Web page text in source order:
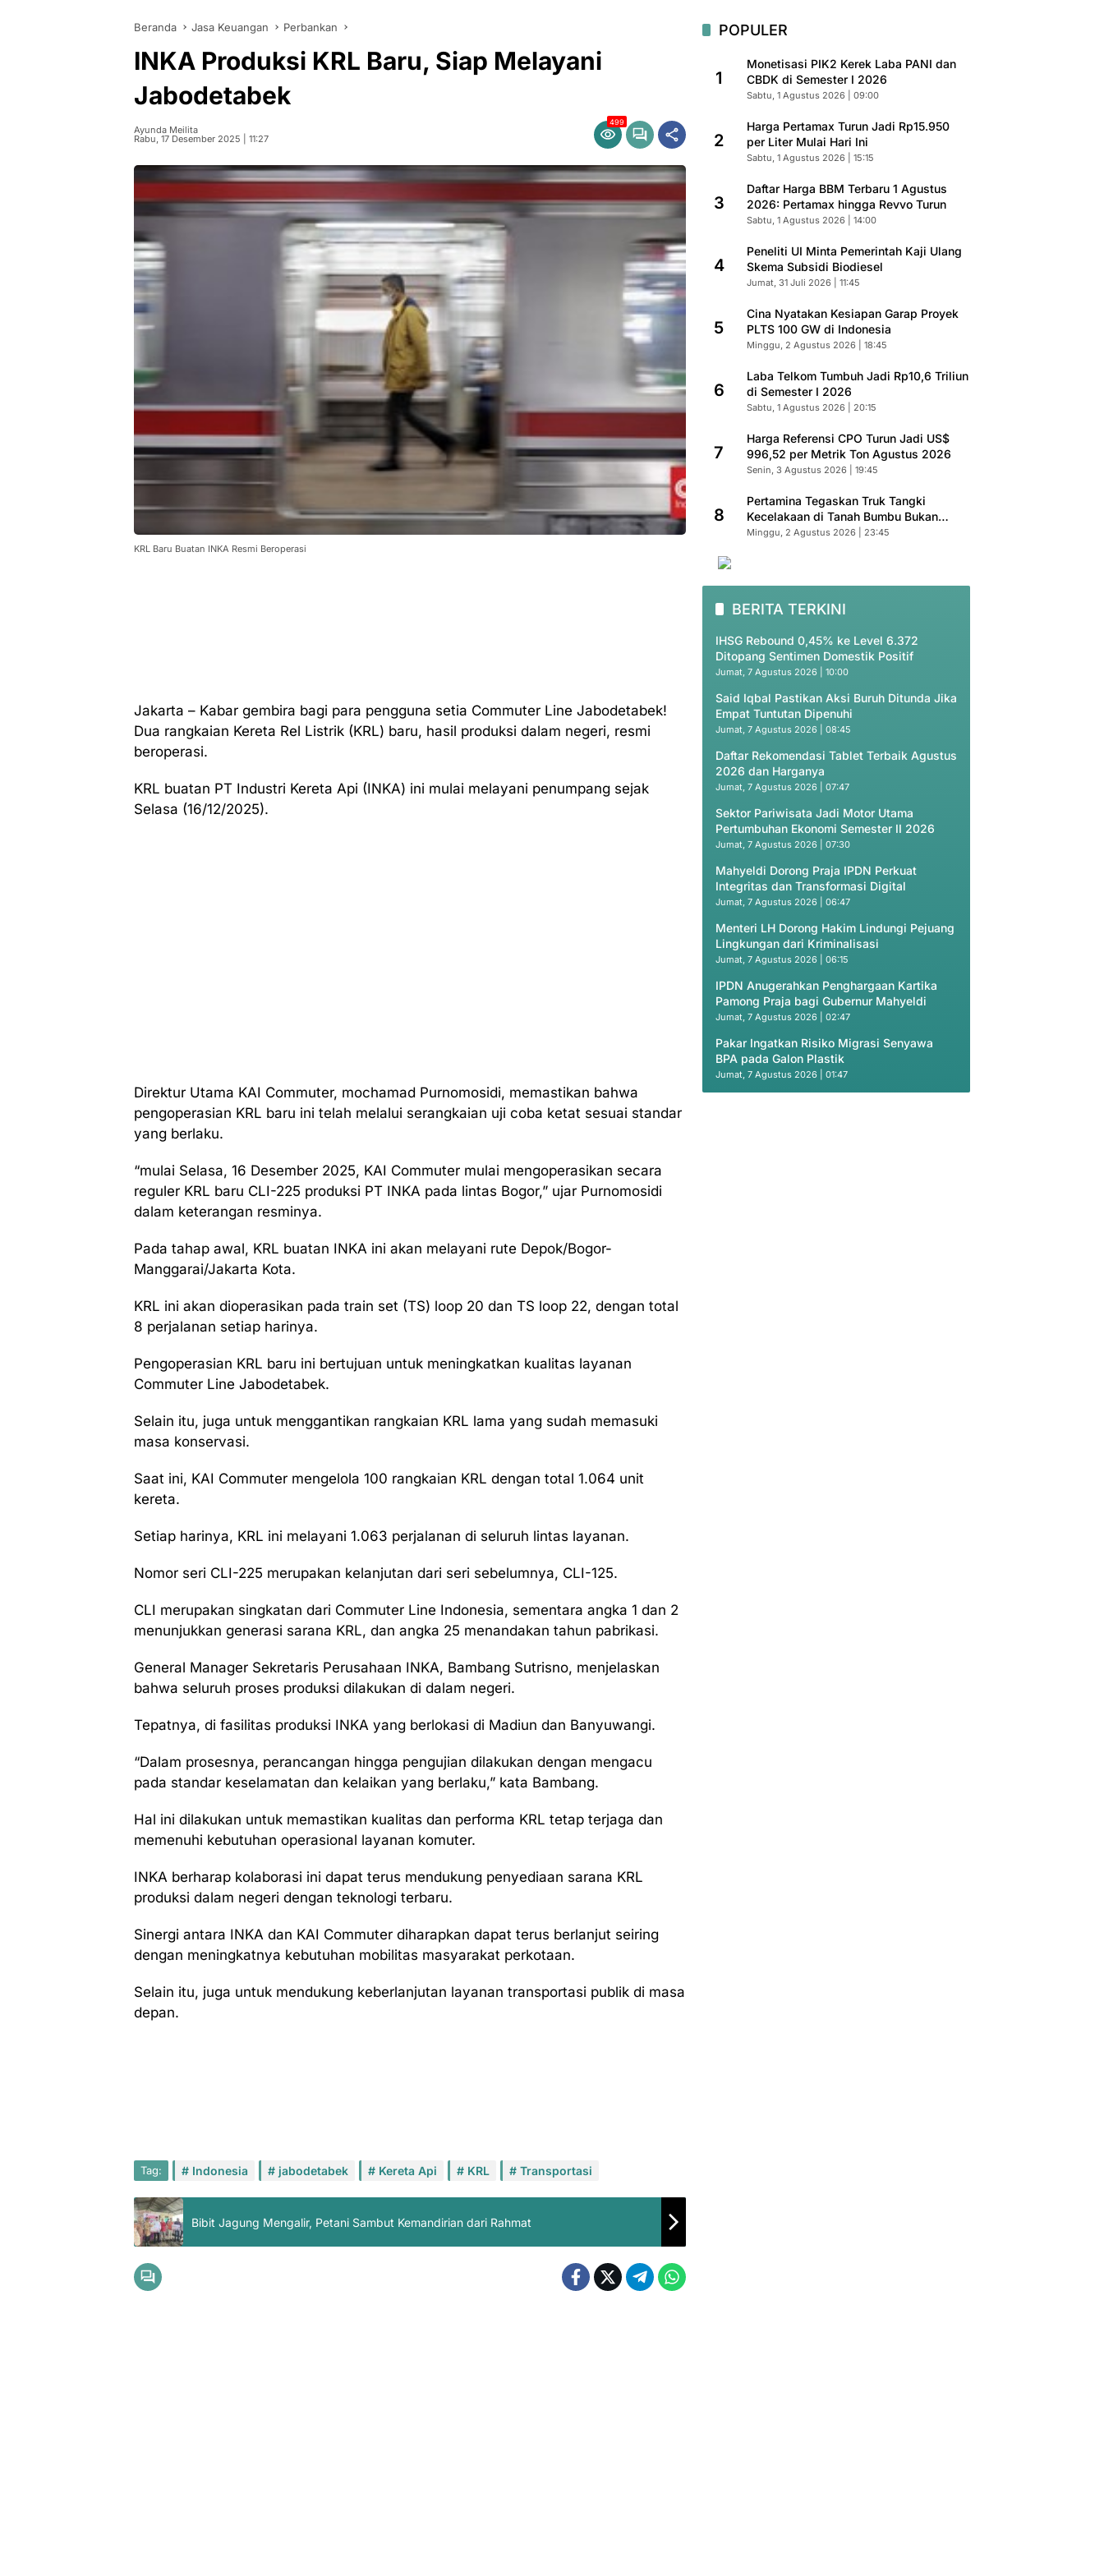
Beranda Jasa Keuangan Perbankan
INKA Produksi KRL Baru, Siap Melayani
Jabodetabek
Ayunda Meilita
Rabu, 17 Desember 2025 | 11:27
499
KRL Baru Buatan INKA Resmi Beroperasi
Jakarta – Kabar gembira bagi para pengguna setia Commuter Line Jabodetabek!
Dua rangkaian Kereta Rel Listrik (KRL) baru, hasil produksi dalam negeri, resmi
beroperasi.
KRL buatan PT Industri Kereta Api (INKA) ini mulai melayani penumpang sejak
Selasa (16/12/2025).
Direktur Utama KAI Commuter, mochamad Purnomosidi, memastikan bahwa
pengoperasian KRL baru ini telah melalui serangkaian uji coba ketat sesuai standar
yang berlaku.
“mulai Selasa, 16 Desember 2025, KAI Commuter mulai mengoperasikan secara
reguler KRL baru CLI-225 produksi PT INKA pada lintas Bogor,” ujar Purnomosidi
dalam keterangan resminya.
Pada tahap awal, KRL buatan INKA ini akan melayani rute Depok/Bogor-
Manggarai/Jakarta Kota.
KRL ini akan dioperasikan pada train set (TS) loop 20 dan TS loop 22, dengan total
8 perjalanan setiap harinya.
Pengoperasian KRL baru ini bertujuan untuk meningkatkan kualitas layanan
Commuter Line Jabodetabek.
Selain itu, juga untuk menggantikan rangkaian KRL lama yang sudah memasuki
masa konservasi.
Saat ini, KAI Commuter mengelola 100 rangkaian KRL dengan total 1.064 unit
kereta.
Setiap harinya, KRL ini melayani 1.063 perjalanan di seluruh lintas layanan.
Nomor seri CLI-225 merupakan kelanjutan dari seri sebelumnya, CLI-125.
CLI merupakan singkatan dari Commuter Line Indonesia, sementara angka 1 dan 2
menunjukkan generasi sarana KRL, dan angka 25 menandakan tahun pabrikasi.
General Manager Sekretaris Perusahaan INKA, Bambang Sutrisno, menjelaskan
bahwa seluruh proses produksi dilakukan di dalam negeri.
Tepatnya, di fasilitas produksi INKA yang berlokasi di Madiun dan Banyuwangi.
“Dalam prosesnya, perancangan hingga pengujian dilakukan dengan mengacu
pada standar keselamatan dan kelaikan yang berlaku,” kata Bambang.
Hal ini dilakukan untuk memastikan kualitas dan performa KRL tetap terjaga dan
memenuhi kebutuhan operasional layanan komuter.
INKA berharap kolaborasi ini dapat terus mendukung penyediaan sarana KRL
produksi dalam negeri dengan teknologi terbaru.
Sinergi antara INKA dan KAI Commuter diharapkan dapat terus berlanjut seiring
dengan meningkatnya kebutuhan mobilitas masyarakat perkotaan.
Selain itu, juga untuk mendukung keberlanjutan layanan transportasi publik di masa
depan.
Tag: Indonesia jabodetabek Kereta Api KRL Transportasi
Bibit Jagung Mengalir, Petani Sambut Kemandirian dari Rahmat
POPULER
1
Monetisasi PIK2 Kerek Laba PANI dan
CBDK di Semester I 2026
Sabtu, 1 Agustus 2026 | 09:00
2
Harga Pertamax Turun Jadi Rp15.950
per Liter Mulai Hari Ini
Sabtu, 1 Agustus 2026 | 15:15
3
Daftar Harga BBM Terbaru 1 Agustus
2026: Pertamax hingga Revvo Turun
Sabtu, 1 Agustus 2026 | 14:00
4
Peneliti UI Minta Pemerintah Kaji Ulang
Skema Subsidi Biodiesel
Jumat, 31 Juli 2026 | 11:45
5
Cina Nyatakan Kesiapan Garap Proyek
PLTS 100 GW di Indonesia
Minggu, 2 Agustus 2026 | 18:45
6
Laba Telkom Tumbuh Jadi Rp10,6 Triliun
di Semester I 2026
Sabtu, 1 Agustus 2026 | 20:15
7
Harga Referensi CPO Turun Jadi US$
996,52 per Metrik Ton Agustus 2026
Senin, 3 Agustus 2026 | 19:45
8
Pertamina Tegaskan Truk Tangki
Kecelakaan di Tanah Bumbu Bukan
Armada Resmi
Minggu, 2 Agustus 2026 | 23:45
BERITA TERKINI
IHSG Rebound 0,45% ke Level 6.372
Ditopang Sentimen Domestik Positif
Jumat, 7 Agustus 2026 | 10:00
Said Iqbal Pastikan Aksi Buruh Ditunda Jika
Empat Tuntutan Dipenuhi
Jumat, 7 Agustus 2026 | 08:45
Daftar Rekomendasi Tablet Terbaik Agustus
2026 dan Harganya
Jumat, 7 Agustus 2026 | 07:47
Sektor Pariwisata Jadi Motor Utama
Pertumbuhan Ekonomi Semester II 2026
Jumat, 7 Agustus 2026 | 07:30
Mahyeldi Dorong Praja IPDN Perkuat
Integritas dan Transformasi Digital
Jumat, 7 Agustus 2026 | 06:47
Menteri LH Dorong Hakim Lindungi Pejuang
Lingkungan dari Kriminalisasi
Jumat, 7 Agustus 2026 | 06:15
IPDN Anugerahkan Penghargaan Kartika
Pamong Praja bagi Gubernur Mahyeldi
Jumat, 7 Agustus 2026 | 02:47
Pakar Ingatkan Risiko Migrasi Senyawa
BPA pada Galon Plastik
Jumat, 7 Agustus 2026 | 01:47